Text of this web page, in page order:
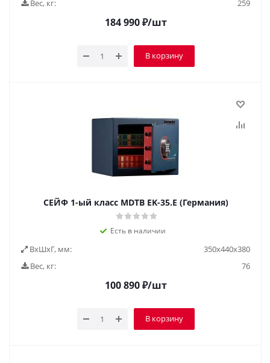
Вес, кг: 259
184 990₽/шт
В корзину
СЕЙФ 1-ый класс MDTB EK-35.E (Германия)
Есть в наличии
ВxШxГ, мм:
350x440x380
Вес, кг:
76
100 890₽/шт
В корзину